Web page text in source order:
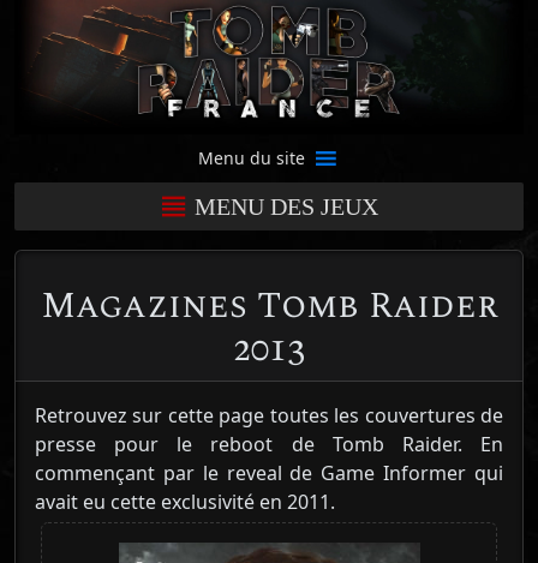
Menu du site
MENU DES JEUX
Magazines Tomb Raider
2013
Retrouvez sur cette page toutes les couvertures de
presse pour le reboot de Tomb Raider. En
commençant par le reveal de Game Informer qui
avait eu cette exclusivité en 2011.